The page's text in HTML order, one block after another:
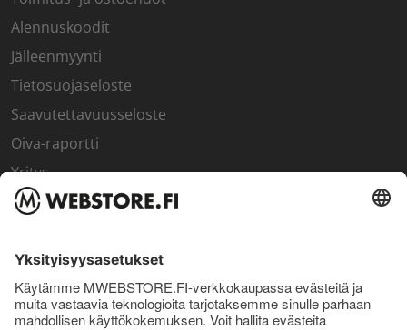
Alennuskoodit
Jälleenmyynti
Tietosuojaseloste
Saavutettavuusseloste
Oiva-raportti
Yritys
SISÄPIIRI
Sisäpiirin bonusohjelma
Uutiskirje